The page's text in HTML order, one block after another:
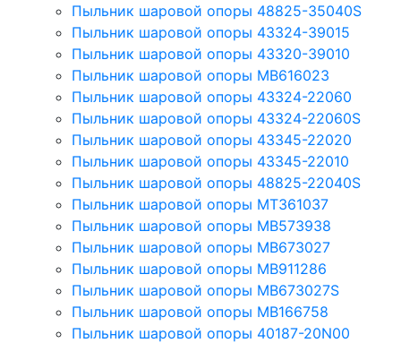
Пыльник шаровой опоры 48825-35040S
Пыльник шаровой опоры 43324-39015
Пыльник шаровой опоры 43320-39010
Пыльник шаровой опоры MB616023
Пыльник шаровой опоры 43324-22060
Пыльник шаровой опоры 43324-22060S
Пыльник шаровой опоры 43345-22020
Пыльник шаровой опоры 43345-22010
Пыльник шаровой опоры 48825-22040S
Пыльник шаровой опоры MT361037
Пыльник шаровой опоры MB573938
Пыльник шаровой опоры MB673027
Пыльник шаровой опоры MB911286
Пыльник шаровой опоры MB673027S
Пыльник шаровой опоры MB166758
Пыльник шаровой опоры 40187-20N00